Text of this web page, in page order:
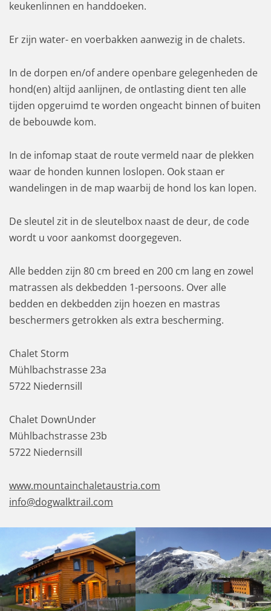
keukenlinnen en handdoeken.
Er zijn water- en voerbakken aanwezig in de chalets.
In de dorpen en/of andere openbare gelegenheden de
hond(en) altijd aanlijnen, de ontlasting dient ten alle
tijden opgeruimd te worden ongeacht binnen of buiten
de bebouwde kom.
In de infomap staat de route vermeld naar de plekken
waar de honden kunnen loslopen. Ook staan er
wandelingen in de map waarbij de hond los kan lopen.
De sleutel zit in de sleutelbox naast de deur, de code
wordt u voor aankomst doorgegeven.
Alle bedden zijn 80 cm breed en 200 cm lang en zowel
matrassen als dekbedden 1-persoons. Over alle
bedden en dekbedden zijn hoezen en mastras
beschermers getrokken als extra bescherming.
Chalet Storm
Mühlbachstrasse 23a
5722 Niedernsill
Chalet DownUnder
Mühlbachstrasse 23b
5722 Niedernsill
www.mountainchaletaustria.com
info@dogwalktrail.com